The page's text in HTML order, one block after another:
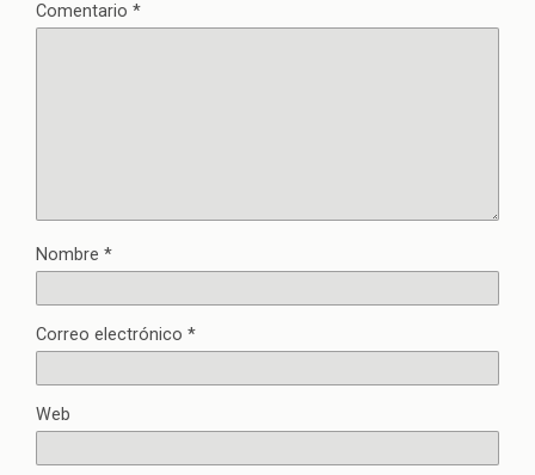
Comentario *
Nombre *
Correo electrónico *
Web